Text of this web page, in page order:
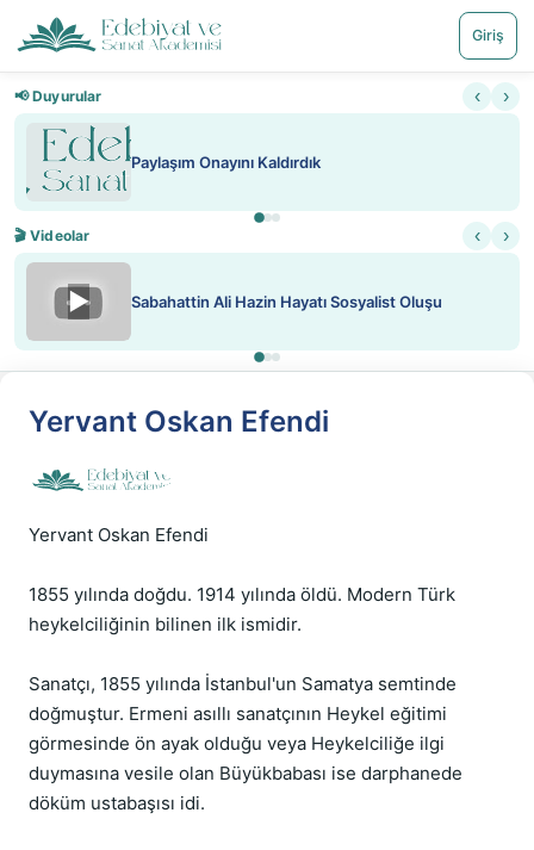
Giriş
📢 Duyurular ‹ ›
Paylaşım Onayını Kaldırdık
🎬 Videolar ‹ ›
▶ Sabahattin Ali Hazin Hayatı Sosyalist Oluşu
Yervant Oskan Efendi
Yervant Oskan Efendi
1855 yılında doğdu. 1914 yılında öldü. Modern Türk
heykelciliğinin bilinen ilk ismidir.
Sanatçı, 1855 yılında İstanbul'un Samatya semtinde
doğmuştur. Ermeni asıllı sanatçının Heykel eğitimi
görmesinde ön ayak olduğu veya Heykelciliğe ilgi
duymasına vesile olan Büyükbabası ise darphanede
döküm ustabaşısı idi.